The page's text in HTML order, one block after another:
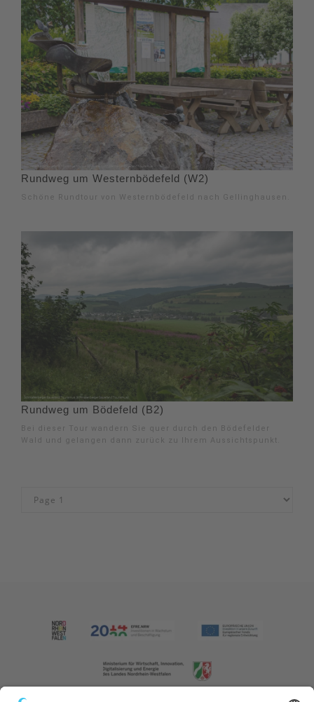
Rundweg um Westernbödefeld (W2)
Schöne Rundtour von Westernbödefeld nach Gellinghausen.
Rundweg um Bödefeld (B2)
Bei dieser Tour wandern Sie quer durch den Bödefelder
Wald und gelangen dann zurück zu Ihrem Aussichtspunkt.